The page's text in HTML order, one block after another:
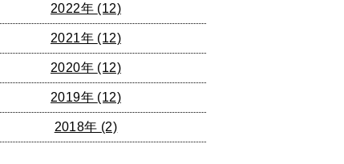
2022年 (12)
2021年 (12)
2020年 (12)
2019年 (12)
2018年 (2)